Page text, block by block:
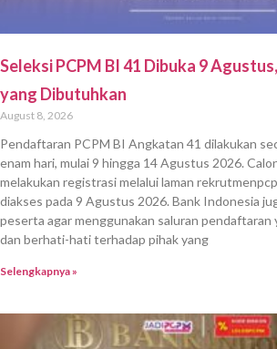
Seleksi PCPM BI 41 Dibuka 9
yang Dibutuhkan
August 8, 2026
Pendaftaran PCPM BI Angkatan 41 dilakukan
enam hari, mulai 9 hingga 14 Agustus 2026.
melakukan registrasi melalui laman
diakses pada 9 Agustus 2026. Bank Indonesia
peserta agar menggunakan saluran
dan berhati-hati terhadap pihak yang
Selengkapnya »